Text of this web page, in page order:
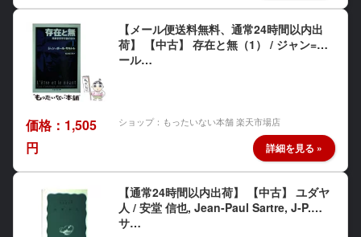
【メール便送料無料、通常24時間以内出
荷】 【中古】 存在と無（1） / ジャン=ポ
ール…
価格：1,505
円
ショップ：もったいない本舗 楽天市場店
【通常24時間以内出荷】 【中古】 ユダヤ
人 / 安堂 信也, Jean‐Paul Sartre, J‐P.
サ…